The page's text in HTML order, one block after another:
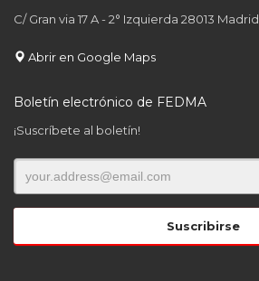
C/ Gran via 17 A - 2° Izquierda 28013 Madrid
Abrir en Google Maps
Boletín electrónico de FEDMA
¡Suscríbete al boletín!